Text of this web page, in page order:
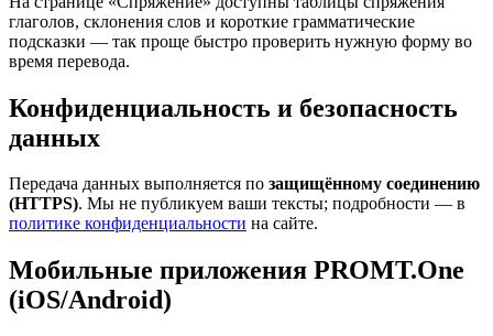
глаголов, склонения слов и короткие грамматические
подсказки — так проще быстро проверить нужную форму во
время перевода.
Конфиденциальность и безопасность
данных
Передача данных выполняется по защищённому соединению
(HTTPS). Мы не публикуем ваши тексты; подробности — в
политике конфиденциальности на сайте.
Мобильные приложения PROMT.One
(iOS/Android)